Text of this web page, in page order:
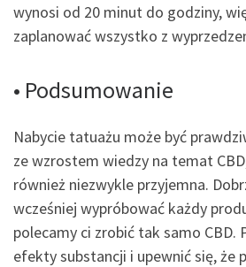
wynosi od 20 minut do godziny,
zaplanować wszystko z
• Podsumowanie
Nabycie tatuażu może być
ze wzrostem wiedzy na temat
również niezwykle przyjemna.
wcześniej wypróbować każdy
polecamy ci zrobić tak samo CBD.
efekty substancji i upewnić się, że